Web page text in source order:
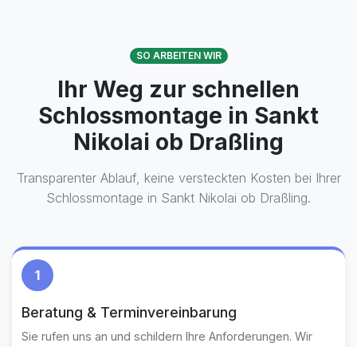
SO ARBEITEN WIR
Ihr Weg zur schnellen
Schlossmontage in Sankt
Nikolai ob Draßling
Transparenter Ablauf, keine versteckten Kosten bei Ihrer
Schlossmontage in Sankt Nikolai ob Draßling.
1
Beratung & Terminvereinbarung
Sie rufen uns an und schildern Ihre Anforderungen. Wir